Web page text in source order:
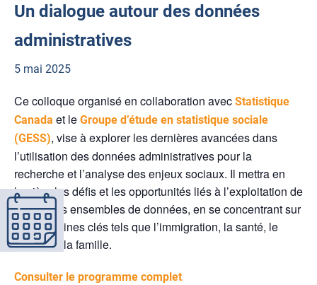
Un dialogue autour des données
administratives
5 mai 2025
Ce colloque organisé en collaboration avec Statistique
Canada et le Groupe d’étude en statistique sociale
(GESS), vise à explorer les dernières avancées dans
l’utilisation des données administratives pour la
recherche et l’analyse des enjeux sociaux. Il mettra en
lumière les défis et les opportunités liés à l’exploitation de
ces vastes ensembles de données, en se concentrant sur
des domaines clés tels que l’immigration, la santé, le
revenu et la famille.
Consulter le programme complet